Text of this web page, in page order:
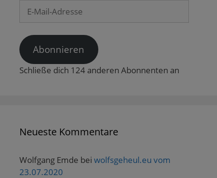
Mail-
Abonnieren
Schließe dich 124 anderen Abonnenten an
Neueste Kommentare
Wolfgang Emde bei wolfsgeheul.eu vom
23.07.2020